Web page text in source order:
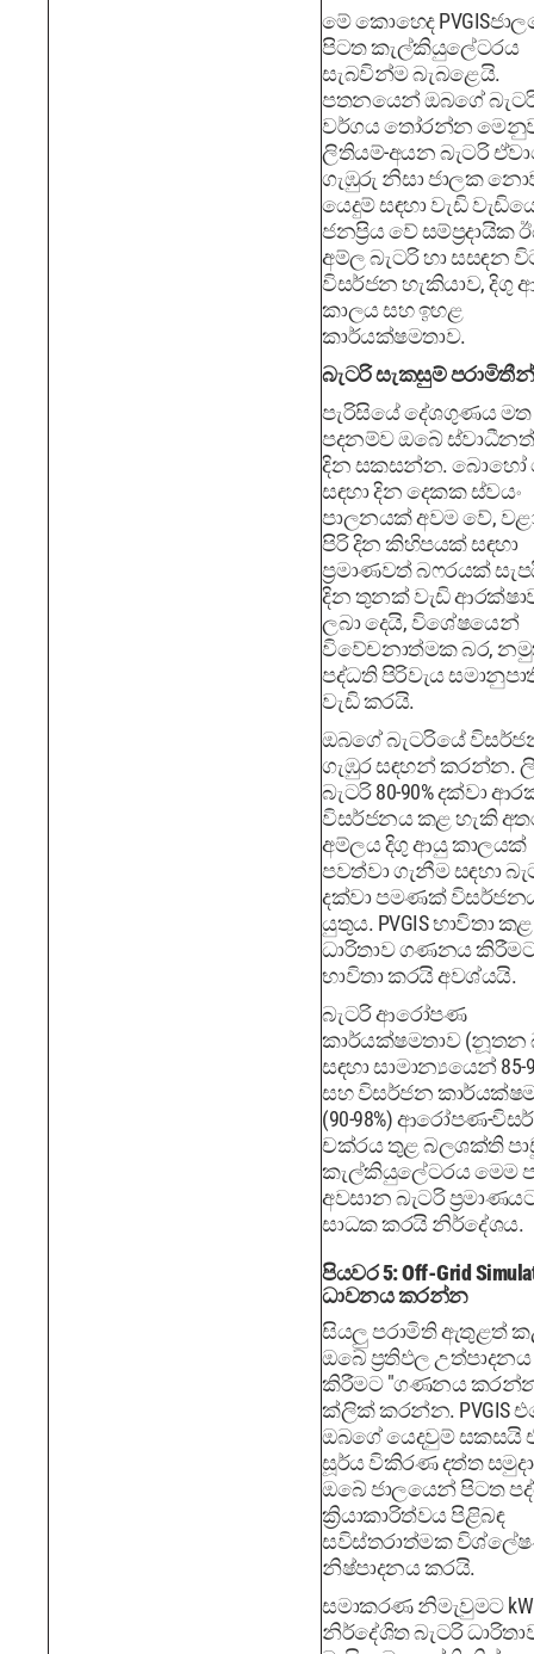
මේ කොහෙද
පිටත කැල්කියුලේටරය
සැබවින්ම බැබළෙයි.
පතනයෙන් ඔබගේ
වර්ගය තෝරන්න
ලිතියම්-අයන බැටරි
ගැඹුරු නිසා ජාලක
යෙදුම් සඳහා වැඩි
ජනප්‍රිය වේ සම්ප්‍රදායික
අම්ල බැටරි හා සසඳන
විසර්ජන හැකියාව, දිගු
කාලය සහ ඉහළ
කාර්යක්ෂමතාව.
බැටරි සැකසුම්
පැරිසියේ දේශගුණය මත
පදනම්ව ඔබේ
දින සකසන්න. බොහෝ
සඳහා දින දෙකක ස්වයං
පාලනයක් අවම වේ,
පිරි දින කිහිපයක් සඳහා
ප්‍රමාණවත් බෆරයක්
දින තුනක් වැඩි
ලබා දෙයි, විශේෂයෙන්
විවේචනාත්මක බර,
පද්ධති පිරිවැය
වැඩි කරයි.
ඔබගේ බැටරියේ
ගැඹුර සඳහන් කරන්න.
බැටරි 80-90% දක්වා
විසර්ජනය කළ හැකි
අම්ලය දිගු ආයු කාලයක්
පවත්වා ගැනීම සඳහා
දක්වා පමණක්
යුතුය. PVGIS භාවිතා
ධාරිතාව ගණනය
භාවිතා කරයි අවශ්යයි.
බැටරි ආරෝපණ
කාර්යක්ෂමතාව (නූතන
සඳහා සාමාන්‍යයෙන් 85-
සහ විසර්ජන
(90-98%) ආරෝපණ-
චක්රය තුළ බලශක්ති
කැල්කියුලේටරය මෙම
අවසාන බැටරි
සාධක කරයි නිර්දේශය.
පියවර 5: Off-Grid
ධාවනය කරන්න
සියලු පරාමිති ඇතුළත්
ඔබේ ප්‍රතිඵල උත්පාදනය
කිරීමට "ගණනය
ක්ලික් කරන්න. PVGIS
ඔබගේ යෙදවුම් සකසයි
සූර්ය විකිරණ දත්ත
ඔබේ ජාලයෙන් පිටත
ක්‍රියාකාරිත්වය පිළිබඳ
සවිස්තරාත්මක
නිෂ්පාදනය කරයි.
සමාකරණ නිමැවුමට
නිර්දේශිත බැටරි